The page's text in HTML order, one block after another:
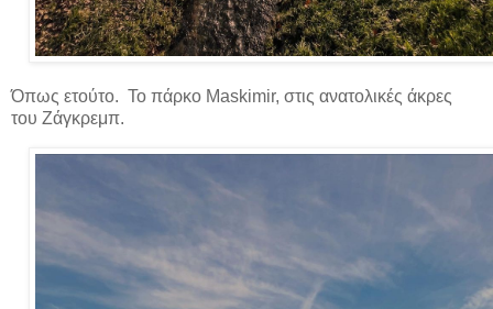
Όπως ετούτο. Το πάρκο Maskimir, στις ανατολικές άκρες
του Ζάγκρεμπ.